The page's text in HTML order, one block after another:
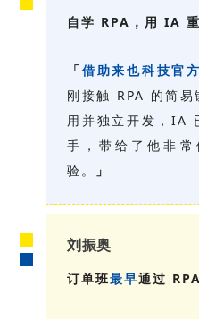
自学 RPA，用 IA
「借助来也科技官
刚接触 RPA 的简
用并独立开发，IA
手，带给了他非
验。
」
刘振奥
订单班最早通过